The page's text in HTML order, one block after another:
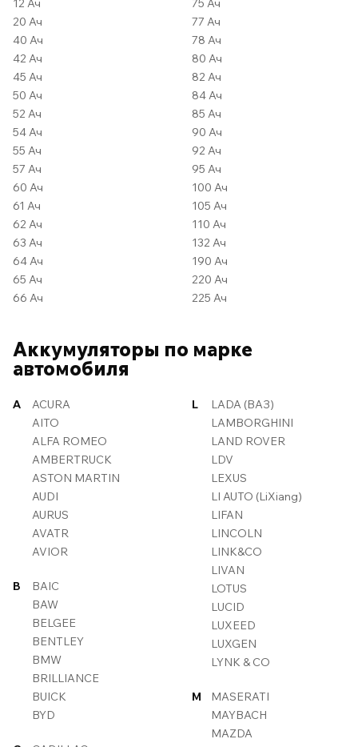
20 Ач
40 Ач
42 Ач
45 Ач
50 Ач
52 Ач
54 Ач
55 Ач
57 Ач
60 Ач
61 Ач
62 Ач
63 Ач
64 Ач
65 Ач
66 Ач
77 Ач
78 Ач
80 Ач
82 Ач
84 Ач
85 Ач
90 Ач
92 Ач
95 Ач
100 Ач
105 Ач
110 Ач
132 Ач
190 Ач
220 Ач
225 Ач
Аккумуляторы по марке
автомобиля
A
ACURA
AITO
ALFA ROMEO
AMBERTRUCK
ASTON MARTIN
AUDI
AURUS
AVATR
AVIOR
B
BAIC
BAW
BELGEE
BENTLEY
BMW
BRILLIANCE
BUICK
BYD
L
LADA (ВАЗ)
LAMBORGHINI
LAND ROVER
LDV
LEXUS
LI AUTO (LiXiang)
LIFAN
LINCOLN
LINK&CO
LIVAN
LOTUS
LUCID
LUXEED
LUXGEN
LYNK & CO
M
MASERATI
MAYBACH
MAZDA